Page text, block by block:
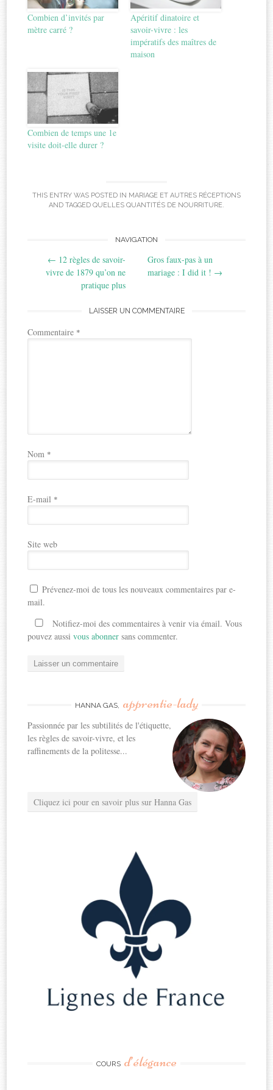
Combien d’invités par
mètre carré ?
Apéritif dinatoire et
savoir-vivre : les
impératifs des maîtres de
maison
Combien de temps une 1e
visite doit-elle durer ?
THIS ENTRY WAS POSTED IN MARIAGE ET AUTRES RÉCEPTIONS
AND TAGGED QUELLES QUANTITÉS DE NOURRITURE.
navigation
NAVIGATION
← 12 règles de savoir-
vivre de 1879 qu’on ne
pratique plus
Gros faux-pas à un
mariage : I did it ! →
LAISSER UN COMMENTAIRE
Commentaire *
Nom *
E-mail *
Site web
Prévenez-moi de tous les nouveaux commentaires par e-
mail.
Notifiez-moi des commentaires à venir via émail. Vous
pouvez aussivous abonner sans commenter.
HANNA GAS, apprentie-lady
Passionnée par les subtilités de l'étiquette,
les règles de savoir-vivre, et les
raffinements de la politesse...
Cliquez ici pour en savoir plus sur Hanna Gas
COURS d’élégance